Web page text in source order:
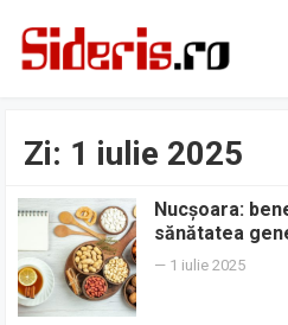
Zi: 1 iulie 2025
Nucșoara:
sănătatea
— 1 iulie 2025